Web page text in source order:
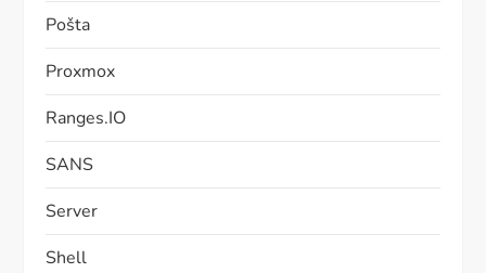
Pošta
Proxmox
Ranges.IO
SANS
Server
Shell